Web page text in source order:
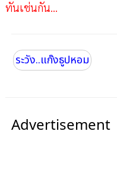
ทันเช่นกัน...
ระวัง..แก๊งธูปหอม
Advertisement